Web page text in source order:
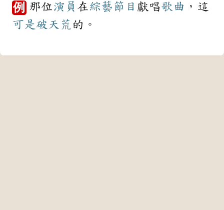
例 那位演員 在綜藝節目 獻唱歌曲 ，這
可是破天荒 的。